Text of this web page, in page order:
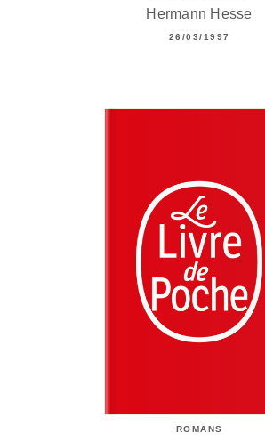
Hermann Hesse
26/03/1997
ROMANS